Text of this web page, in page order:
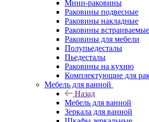
Мини-раковины
Раковины подвесные
Раковины накладные
Раковины встраиваемые
Раковины для мебели
Полупьедесталы
Пьедесталы
Раковины на кухню
Комплектующие для
Мебель для ванной
Назад
Мебель для ванной
Зеркала для ванной